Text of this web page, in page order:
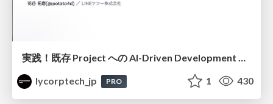
実践！既存 Project への AI-Driven Development 適用〜 一ヶ月で Project 唯一のフロントエンドエンジニアを作り出せ〜
lycorptech_jp
PRO 1 430